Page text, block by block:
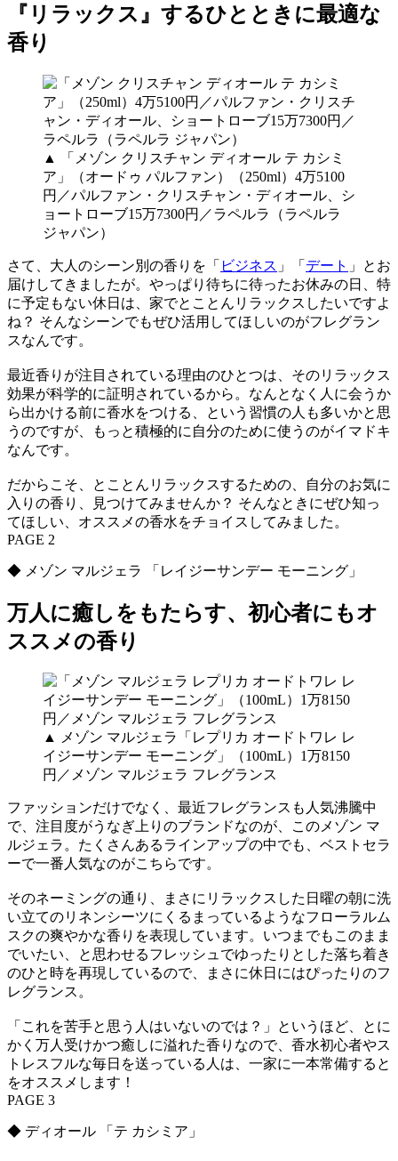
『リラックス』するひとときに最適な
香り
▲ 「メゾン クリスチャン ディオール テ カシミ
ア」（オードゥ パルファン）（250ml）4万5100
円／パルファン・クリスチャン・ディオール、シ
ョートローブ15万7300円／ラペルラ（ラペルラ
ジャパン）
さて、大人のシーン別の香りを「 ビジネス 」「 デート 」とお
届けしてきましたが。やっぱり待ちに待ったお休みの日、特
に予定もない休日は、家でとことんリラックスしたいですよ
ね？ そんなシーンでもぜひ活用してほしいのがフレグラン
スなんです。
最近香りが注目されている理由のひとつは、そのリラックス
効果が科学的に証明されているから。なんとなく人に会うか
ら出かける前に香水をつける、という習慣の人も多いかと思
うのですが、もっと積極的に自分のために使うのがイマドキ
なんです。
だからこそ、とことんリラックスするための、自分のお気に
入りの香り、見つけてみませんか？ そんなときにぜひ知っ
てほしい、オススメの香水をチョイスしてみました。
PAGE 2
◆ メゾン マルジェラ 「レイジーサンデー モーニング」
万人に癒しをもたらす、初心者にもオ
ススメの香り
▲ メゾン マルジェラ「レプリカ オードトワレ レ
イジーサンデー モーニング」（100mL）1万8150
円／メゾン マルジェラ フレグランス
ファッションだけでなく、最近フレグランスも人気沸騰中
で、注目度がうなぎ上りのブランドなのが、このメゾン マ
ルジェラ。たくさんあるラインアップの中でも、ベストセラ
ーで一番人気なのがこちらです。
そのネーミングの通り、まさにリラックスした日曜の朝に洗
い立てのリネンシーツにくるまっているようなフローラルム
スクの爽やかな香りを表現しています。いつまでもこのまま
でいたい、と思わせるフレッシュでゆったりとした落ち着き
のひと時を再現しているので、まさに休日にはぴったりのフ
レグランス。
「これを苦手と思う人はいないのでは？」というほど、とに
かく万人受けかつ癒しに溢れた香りなので、香水初心者やス
トレスフルな毎日を送っている人は、一家に一本常備すると
をオススメします！
PAGE 3
◆ ディオール 「テ カシミア」